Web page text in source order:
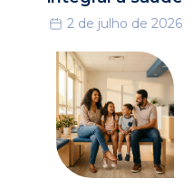
2 de julho de 2026